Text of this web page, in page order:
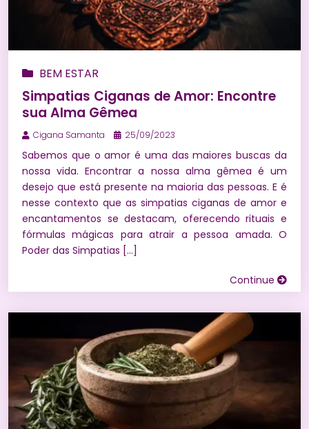
BEM ESTAR
Simpatias Ciganas de Amor: Encontre
sua Alma Gêmea
Cigana Samanta 25/09/2023
Sabemos que o amor é uma das maiores buscas da
nossa vida. Encontrar a nossa alma gêmea é um
desejo que está presente na maioria das pessoas. E é
nesse contexto que as simpatias ciganas de amor e
encantamentos se destacam, oferecendo rituais e
fórmulas mágicas para atrair a pessoa amada. O
Poder das Simpatias […]
Continue